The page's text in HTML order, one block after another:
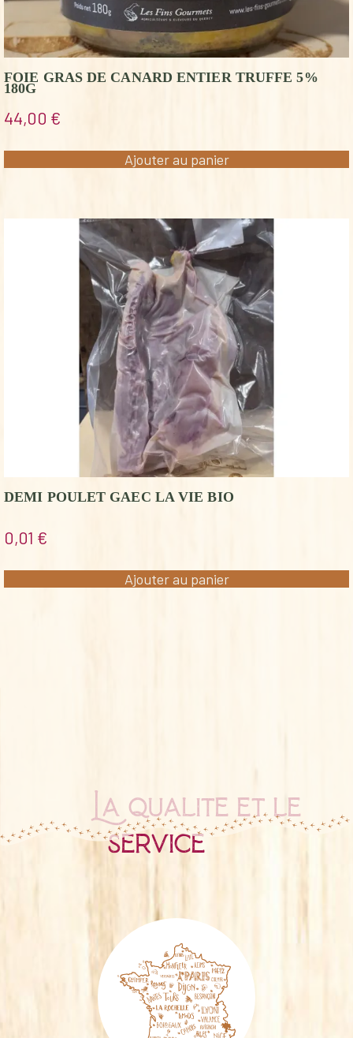
FOIE GRAS DE CANARD ENTIER TRUFFE 5%
180G
44,00 €
Ajouter au panier
DEMI POULET GAEC LA VIE BIO
0,01 €
Ajouter au panier
La qualité et le
service